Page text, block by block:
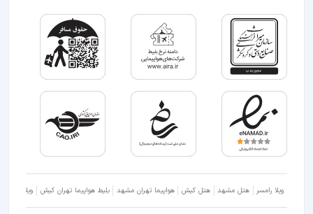
ویلا رامسر هتل مشهد هتل کیش هواپیما تهران مشهد بلیط هواپیما تهران کیش ویلا شمال